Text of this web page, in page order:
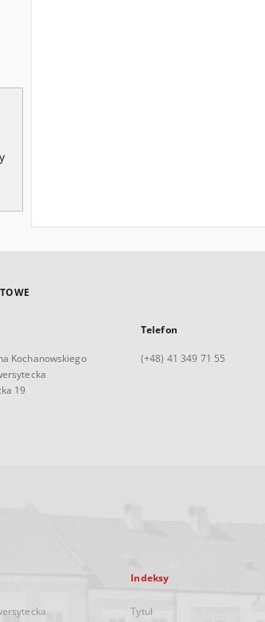
Kochanowskiego
19
Telefon
(+48) 41 349 71 55
Indeksy
Tytuł